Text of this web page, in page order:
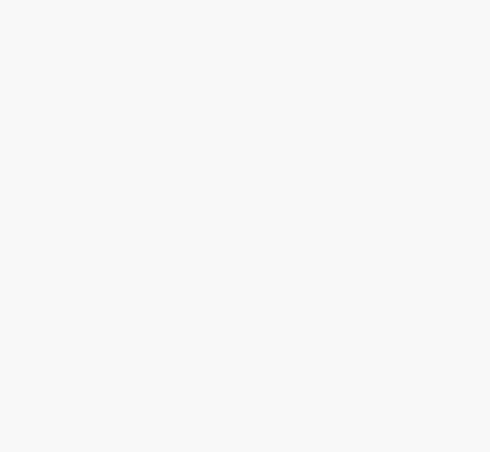
Öffnungszeiten und Informationen zu
erfolgt sind.
Raum werden aufgegriffen.